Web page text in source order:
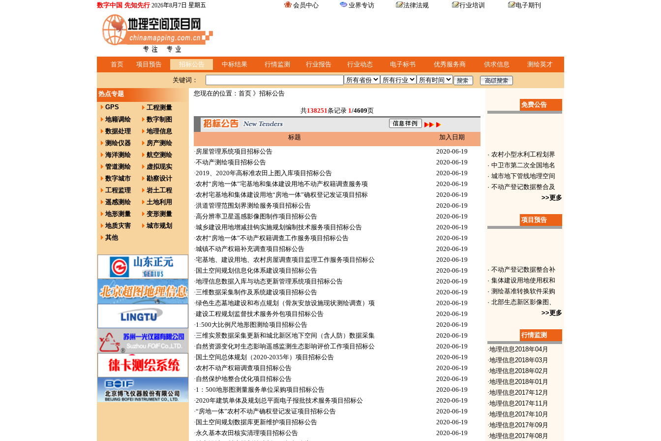
数字中国 先知先行 2026年8月7日 星期五 会员中心 业界专访 法律法规 行业培训 电子期刊
首页 项目预告 招标公告 中标结果 行情监测 行业报告 行业动态 电子标书 优秀服务商 供求信息 测绘英才
关键词：
热点专题
GPS
工程测量
地籍调绘
数字制图
数据处理
地理信息
测绘仪器
房产测绘
海洋测绘
航空测绘
管道测绘
虚拟现实
数字城市
勘察设计
工程监理
岩土工程
遥感测绘
土地利用
地形测量
变形测量
地质灾害
城市规划
其他
您现在的位置： 首页 》招标公告
共138251条记录 1/4609页
标题
加入日期
·房屋管理系统项目招标公告
2020-06-19
·不动产测绘项目招标公告
2020-06-19
·2019、2020年高标准农田上图入库项目招标公告
2020-06-19
·农村“房地一体”宅基地和集体建设用地不动产权籍调查服务项
2020-06-19
·农村宅基地和集体建设用地“房地一体”确权登记发证项目招标
2020-06-19
·洪道管理范围划界测绘服务项目招标公告
2020-06-19
·高分辨率卫星遥感影像图制作项目招标公告
2020-06-19
·城乡建设用地增减挂钩实施规划编制技术服务项目招标公告
2020-06-19
·农村“房地一体”不动产权籍调查工作服务项目招标公告
2020-06-19
·城镇不动产权籍补充调查项目招标公告
2020-06-19
·宅基地、建设用地、农村房屋调查项目监理工作服务项目招标公
2020-06-19
· 国土空间规划信息化体系建设项目招标公告
2020-06-19
·地理信息数据入库与动态更新管理系统项目招标公告
2020-06-19
·三维数据采集制作及系统建设项目招标公告
2020-06-19
·绿色生态墓地建设和布点规划（骨灰安放设施现状测绘调查）项
2020-06-19
·建设工程规划监督技术服务外包项目招标公告
2020-06-19
·1:500大比例尺地形图测绘项目招标公告
2020-06-19
·三维实景数据采集更新和城北新区地下空间（含人防）数据采集
2020-06-19
·自然资源变化对生态影响遥感监测生态影响评价工作项目招标公
2020-06-19
· 国土空间总体规划（2020-2035年）项目招标公告
2020-06-19
·农村不动产权籍调查项目招标公告
2020-06-19
·自然保护地整合优化项目招标公告
2020-06-19
·1：500地形图测量服务单位采购项目招标公告
2020-06-19
·2020年建筑单体及规划总平面电子报批技术服务项目招标公
2020-06-19
·“房地一体”农村不动产确权登记发证项目招标公告
2020-06-19
· 国土空间规划数据库更新维护项目招标公告
2020-06-19
·永久基本农田核实清理项目招标公告
2020-06-19
免费公告
· 农村小型水利工程划界
· 中卫市第二次全国地名
· 城市地下管线地理空间
· 不动产登记数据整合及
· 排水管线普查项目招标
· 2016年度土地利用
>>更多
项目预告
· 不动产登记数据整合补
· 集体建设用地使用权和
· 测绘基准转换软件采购
· 北部生态新区影像图、
· 上海正弘建设工程顾问
· 农村土地确权测绘成果
· 涉及公共安全小型水利
· 农村土地确权质量监理
· 南宁市西乡塘区坛洛镇
>>更多
行情监测
·地理信息2018年04月
·地理信息2018年03月
·地理信息2018年02月
·地理信息2018年01月
·地理信息2017年12月
·地理信息2017年11月
·地理信息2017年10月
·地理信息2017年09月
·地理信息2017年08月